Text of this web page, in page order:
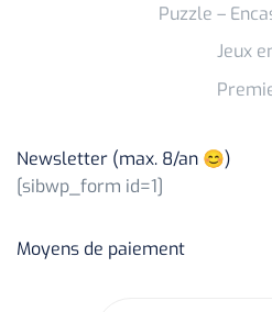
Puzzle –
Jeux
Newsletter (max. 8/an 😊)
[sibwp_form id=1]
Moyens de paiement